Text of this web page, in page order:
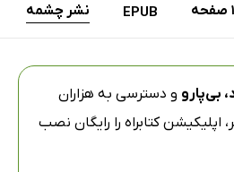
EPUB نشر چشمه
بی‌پارو و دسترسی به هزاران
اپلیکیشن کتابراه را رایگان نصب